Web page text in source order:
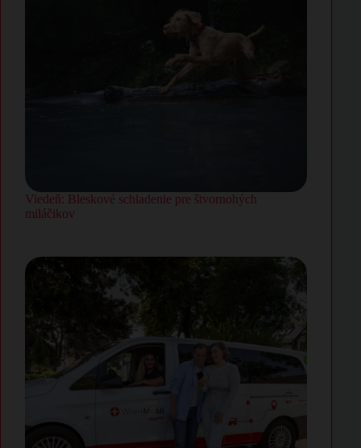
Viedeň: Bleskové schladenie pre štvornohých
miláčikov